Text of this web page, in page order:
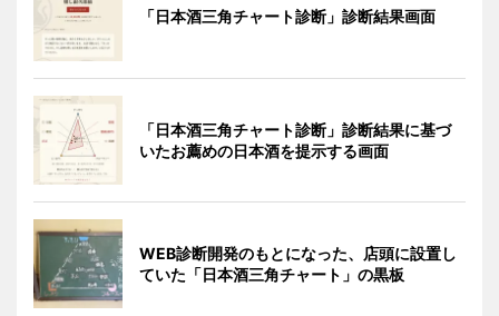
「日本酒三角チャート診断」診断結果画面
「日本酒三角チャート診断」診断結果に基づ
いたお薦めの日本酒を提示する画面
WEB診断開発のもとになった、店頭に設置し
ていた「日本酒三角チャート」の黒板